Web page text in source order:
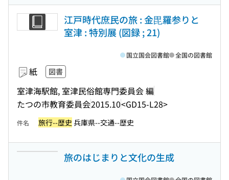
江戸時代庶民の旅 : 金毘羅参りと
室津 : 特別展 (図録 ; 21)
紙 図書
室津海駅館, 室津民俗館専門委員会 編
たつの市教育委員会2015.10<GD15-L28>
国立国会図書館 全国の図書館
件名 旅行--歴史 兵庫県--交通--歴史
旅のはじまりと文化の生成